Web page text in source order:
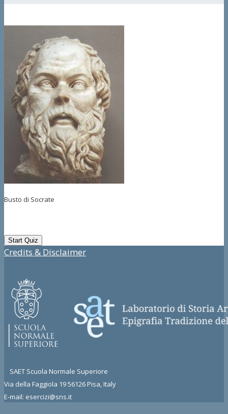
Busto di Socrate
Credits & Disclaimer
SAET Scuola Normale Superiore
Via della Faggiola 19 56126 Pisa, Italy
E-mail: esercizi@sns.it